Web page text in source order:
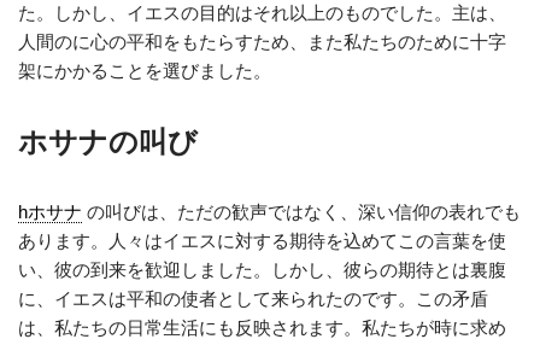
た。しかし、イエスの目的はそれ以上のものでした。主は、
人間のに心の平和をもたらすため、また私たちのために十字
架にかかることを選びました。
ホサナの叫び
hホサナ の叫びは、ただの歓声ではなく、深い信仰の表れでも
あります。人々はイエスに対する期待を込めてこの言葉を使
い、彼の到来を歓迎しました。しかし、彼らの期待とは裏腹
に、イエスは平和の使者として来られたのです。この矛盾
は、私たちの日常生活にも反映されます。私たちが時に求め